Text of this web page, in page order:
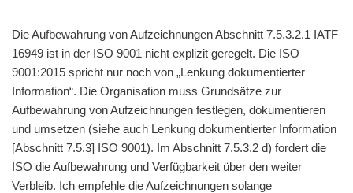
Die Aufbewahrung von Aufzeichnungen Abschnitt 7.5.3.2.1 IATF
16949 ist in der ISO 9001 nicht explizit geregelt. Die ISO
9001:2015 spricht nur noch von „Lenkung dokumentierter
Information“. Die Organisation muss Grundsätze zur
Aufbewahrung von Aufzeichnungen festlegen, dokumentieren
und umsetzen (siehe auch Lenkung dokumentierter Information
[Abschnitt 7.5.3] ISO 9001). Im Abschnitt 7.5.3.2 d) fordert die
ISO die Aufbewahrung und Verfügbarkeit über den weiter
Verbleib. Ich empfehle die Aufzeichnungen solange